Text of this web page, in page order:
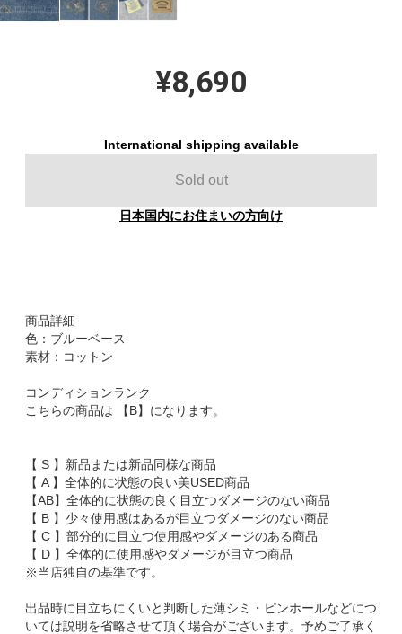
¥8,690
International shipping available
Sold out
日本国内にお住まいの方向け
商品詳細
色：ブルーベース
素材：コットン
コンディションランク
こちらの商品は 【B】になります。
【 S 】新品または新品同様な商品
【 A 】全体的に状態の良い美USED商品
【AB】全体的に状態の良く目立つダメージのない商品
【 B 】少々使用感はあるが目立つダメージのない商品
【 C 】部分的に目立つ使用感やダメージのある商品
【 D 】全体的に使用感やダメージが目立つ商品
※当店独自の基準です。
出品時に目立ちにくいと判断した薄シミ・ピンホールなどにつ
いては説明を省略させて頂く場合がございます。予めご了承く